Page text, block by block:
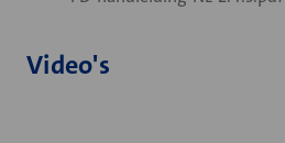
Video's